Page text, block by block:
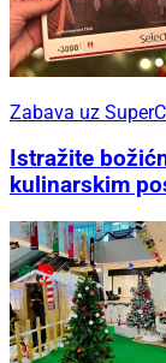
Zabava uz
Istražite
kulinarskim